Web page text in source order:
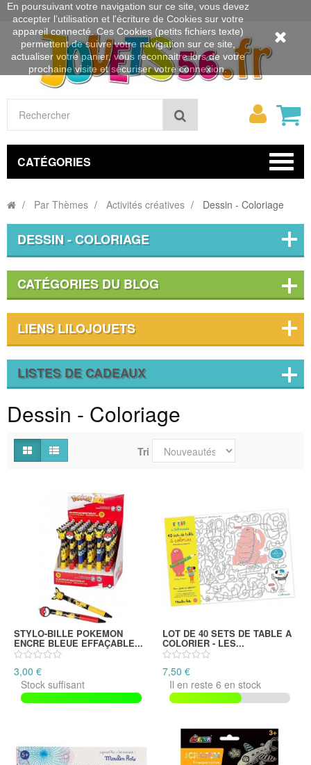
Rechercher
Mon
CATÉGORIES
Par Thèmes Activités créatives Dessin - Coloriage
DESSIN - COLORIAGE
CATÉGORIES DU BLOG
LIENS LILOJOUETS
LISTES DE CADEAUX
Dessin - Coloriage
Tri
STYLO-BILLE POKEMON
ENCRE BLEUE EFFAÇABLE...
3,00 €
Stock suffisant
LOT DE 40 SETS DE TABLE A
COLORIER - LES...
7,50 €
Il en reste 6 en stock
En poursuivant votre navigation sur ce site, vous devez
accepter l’utilisation et l'écriture de Cookies sur votre
appareil connecté. Ces Cookies (petits fichiers texte)
permettent de suivre votre navigation sur ce site,
actualiser votre panier, vous reconnaitre lors de votre
prochaine visite et sécuriser votre connexion.